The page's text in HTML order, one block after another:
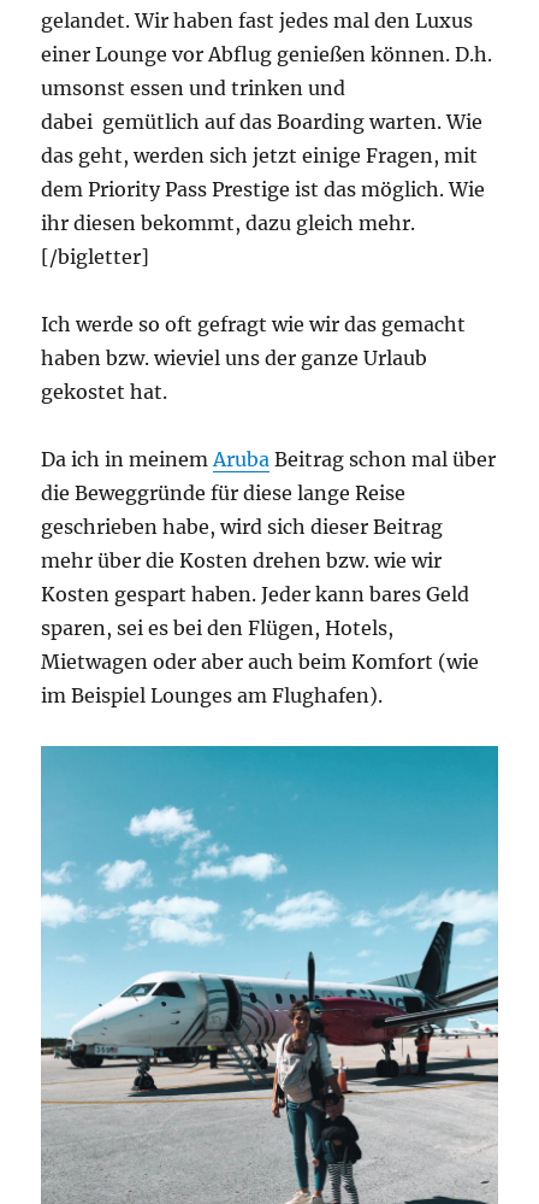
gelandet. Wir haben fast jedes mal den Luxus
einer Lounge vor Abflug genießen können. D.h.
umsonst essen und trinken und
dabei gemütlich auf das Boarding warten. Wie
das geht, werden sich jetzt einige Fragen, mit
dem Priority Pass Prestige ist das möglich. Wie
ihr diesen bekommt, dazu gleich mehr.
[/bigletter]
Ich werde so oft gefragt wie wir das gemacht
haben bzw. wieviel uns der ganze Urlaub
gekostet hat.
Da ich in meinem Aruba Beitrag schon mal über
die Beweggründe für diese lange Reise
geschrieben habe, wird sich dieser Beitrag
mehr über die Kosten drehen bzw. wie wir
Kosten gespart haben. Jeder kann bares Geld
sparen, sei es bei den Flügen, Hotels,
Mietwagen oder aber auch beim Komfort (wie
im Beispiel Lounges am Flughafen).